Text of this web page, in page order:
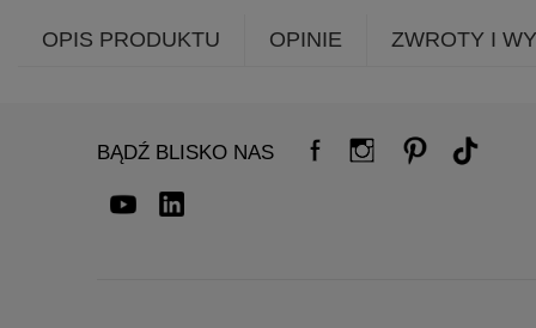
OPIS PRODUKTU OPINIE ZWROTY I
BĄDŹ BLISKO NAS